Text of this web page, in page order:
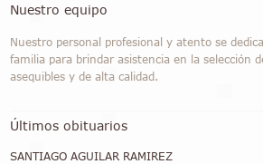
Nuestro equipo
Nuestro personal profesional y atento se
familia para brindar asistencia en la selección
asequibles y de alta calidad.
Últimos obituarios
SANTIAGO AGUILAR RAMIREZ